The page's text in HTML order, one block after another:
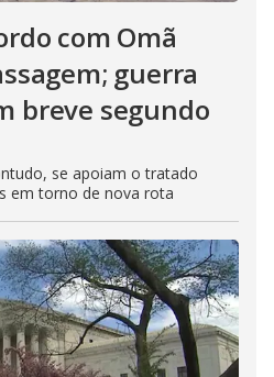
com Omã
guerra
breve segundo
se apoiam o tratado
em torno de nova rota